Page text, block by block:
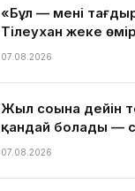
«Бұл — менің
Тілеухан жеке
07.08.2026
Жыл соңына дейін
қандай болады —
07.08.2026